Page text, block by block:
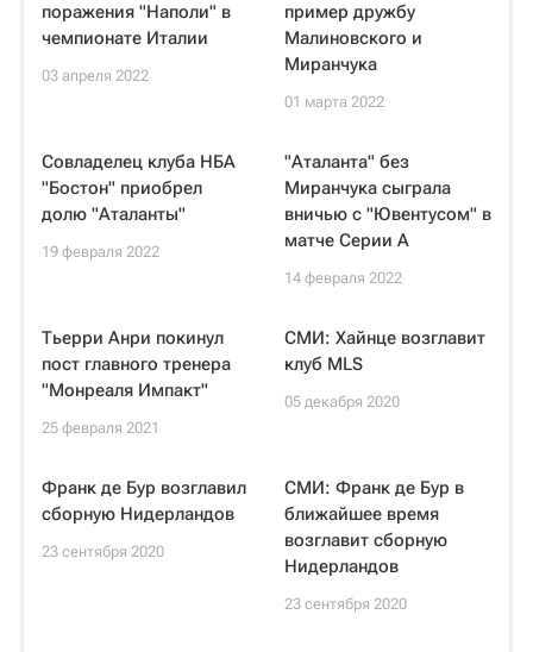
поражения "Наполи" в
чемпионате Италии
03 апреля 2022
пример дружбу
Малиновского и
Миранчука
01 марта 2022
Совладелец клуба НБА
"Бостон" приобрел
долю "Аталанты"
19 февраля 2022
"Аталанта" без
Миранчука сыграла
вничью с "Ювентусом" в
матче Серии А
14 февраля 2022
Тьерри Анри покинул
пост главного тренера
"Монреаля Импакт"
25 февраля 2021
СМИ: Хайнце возглавит
клуб MLS
05 декабря 2020
Франк де Бур возглавил
сборную Нидерландов
23 сентября 2020
СМИ: Франк де Бур в
ближайшее время
возглавит сборную
Нидерландов
23 сентября 2020